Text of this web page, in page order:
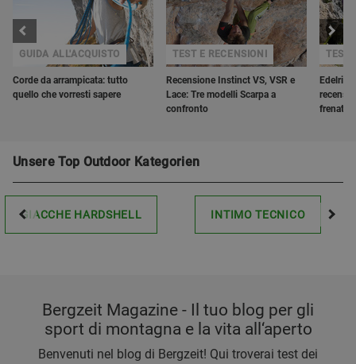
Corde da arrampicata: tutto
quello che vorresti sapere
GUIDA ALL'ACQUISTO
Recensione Instinct VS, VSR e
Lace: Tre modelli Scarpa a
confronto
TEST E RECENSIONI
Edelrid
frenata
TEST
Unsere Top Outdoor Kategorien
GIACCHE HARDSHELL INTIMO TECNICO
Bergzeit Magazine - Il tuo blog per gli
sport di montagna e la vita all‘aperto
Benvenuti nel blog di Bergzeit! Qui troverai test dei